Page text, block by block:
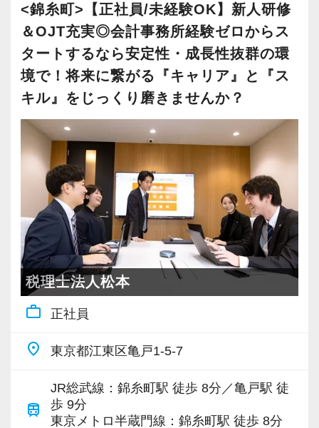
【目指すは“大家族のような会社”明るく楽しく一
緒に働ける方を求めています】
「こんな明るい事務所ははじめて」と言われる
ほど、仲が良くて明るいのが当社の特徴です。
りがいを持てることとステップアップできるこ
とを第一に考えています。
将来会計事務所で活躍したい熱い想いのある
方、お待ちしています！
【実務型研修・教育制度充実！学生の間に、こ
れからの会計業界で生き残るために必要な専門
性を磨けます】
会計業界はいずれコンピューターやAIに取って
変わられる職業と言われています。
その中で生き残るためにできることはコンピュ
ーション力を磨くこと。
新宿オフィスの精鋭スタッフが立ち上げメンバ
ーとして運営をスタートしました。
都心部ということもあり、IT系など最先端の技
術を取り扱うお客様が多いのが特徴です。
ることから資格取得に励むスタッフが多く活躍
しています。
若いメンバーが多く明るい雰囲気で、全員がや
る気に満ちあふれています。
自主性がある方には活躍できる舞台はいくらで
もご用意するので、この業界で何か成し遂げた
い目標がある方は、ぜひ当社の門を叩いてくだ
さい！
【ご紹介が多い安定企業でお客様から一番に信
私達は「税務のプロフェッショナルとしてお客
様に寄り添う」ことが一つの使命です。
社員の持つ「やる・やりたい」という気持ちを
大事にしているため、資格を持っていなくて
も、スピーディーなキャリアアップが可能で
す！
充実した実務重視のOJTで、安心して職務経験
と知識をゼロから身に付けられます！
税務・会計の経験と知識を磨きながらステップ
アップを目指しませんか？
【対象業種100種以上！節税・融資・税務調査に
強い税理士法人です】
創業以来17年連続増収増益、顧問先数2500以
上、全国6拠点で安定的に成長中です。
お客様に事務所までご来社いただく来所型サー
います。
専門Webサイトを10サイト以上運営しており、
新規顧問契約のお客様が毎年400件以上増加！
<錦糸町>【正社員/未経験OK】新人研修
＆OJT充実◎会計事務所経験ゼロからス
タートするなら安定性・成長性抜群の環
境で！将来に繋がる『キャリア』と『ス
キル』をじっくり磨きませんか？
税理士法人松本
work_outline 正社員
place 東京都江東区亀戸1-5-7
train
JR総武線：錦糸町駅 徒歩 8分／亀戸駅 徒
歩 9分
東京メトロ半蔵門線：錦糸町駅 徒歩 8分